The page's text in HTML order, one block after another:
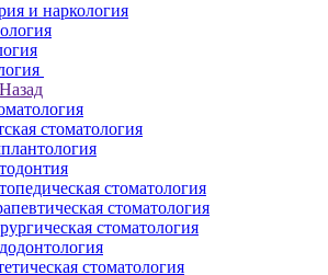
и наркология
Назад
стоматология
стоматология
стоматология
стоматология
стоматология